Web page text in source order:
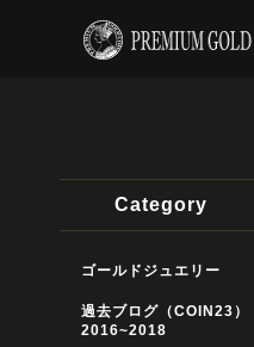
Category
ゴールドジュエリー
過去ブログ（COIN23）
2016~2018